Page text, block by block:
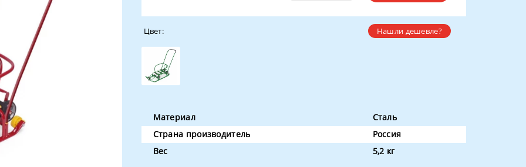
Нашли дешевле?
Цвет:
Материал
Сталь
Страна производитель
Россия
Вес
5,2 кг